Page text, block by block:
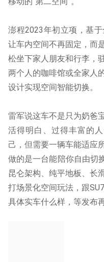
澎程2023年初立项，基
让车内空间不再固定，而
松坐下家人朋友和行李，
两个人的咖啡馆或全家人
设计实现空间智能切换。
雷军说这车不是只为奶爸
活得明白、过得丰富的
己，但需要一辆车能适应
做的是一台能陪你自由切
昆仑架构、纯平地板、长
打场景化空间玩法，跟
具体实车什么样，等发布再